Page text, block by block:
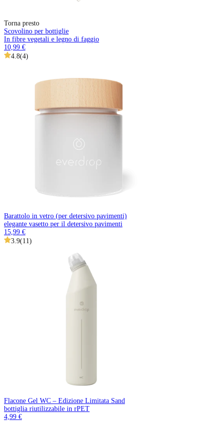
Torna presto
Scovolino per bottiglie
In fibre vegetali e legno di faggio
10,99 €
4.8(4)
Barattolo in vetro (per detersivo pavimenti)
elegante vasetto per il detersivo pavimenti
15,99 €
3.9(11)
Flacone Gel WC – Edizione Limitata Sand
bottiglia riutilizzabile in rPET
4,99 €